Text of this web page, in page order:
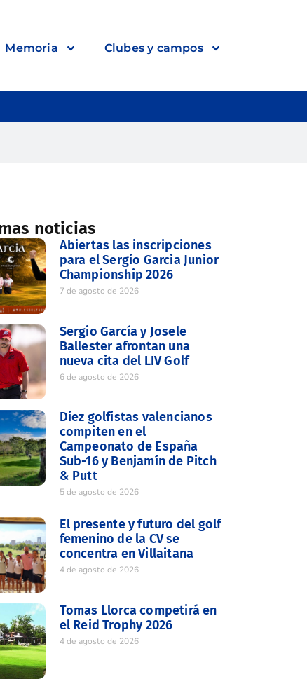
Memoria Clubes y campos
noticias
Abiertas las inscripciones
para el Sergio Garcia Junior
Championship 2026
7 de agosto de 2026
Sergio García y Josele
Ballester afrontan una
nueva cita del LIV Golf
6 de agosto de 2026
Diez golfistas valencianos
compiten en el
Campeonato de España
Sub-16 y Benjamín de Pitch
& Putt
5 de agosto de 2026
El presente y futuro del golf
femenino de la CV se
concentra en Villaitana
4 de agosto de 2026
Tomas Llorca competirá en
el Reid Trophy 2026
4 de agosto de 2026